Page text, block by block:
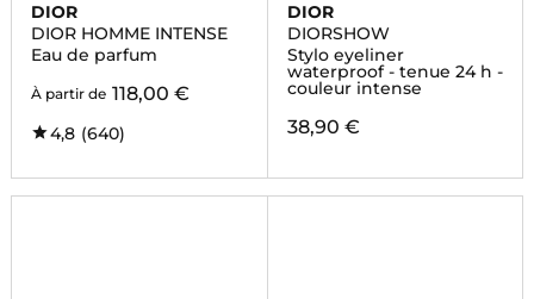
DIOR
DIOR HOMME INTENSE
Eau de parfum
À partir de 118,00 €
4,8 (640)
DIOR
DIORSHOW
Stylo eyeliner
waterproof - tenue 24 h -
couleur intense
38,90 €